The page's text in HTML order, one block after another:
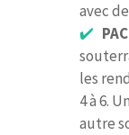
avec
les
4 à 6.
autre